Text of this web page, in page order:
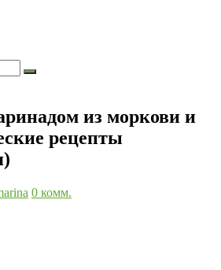
из моркови и
рецепты
0 комм.